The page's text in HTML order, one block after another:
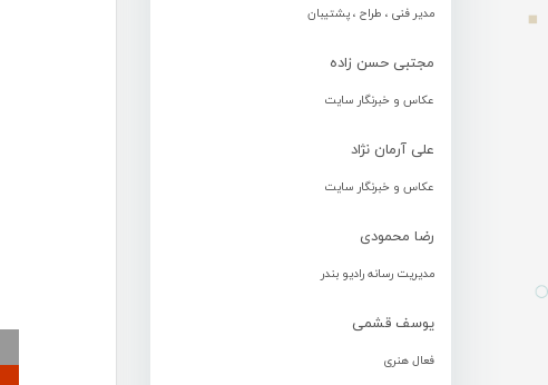
مدیر فنی ، طراح ، پشتیبان
مجتبی حسن زاده
عکاس و خبرنگار سایت
علی آرمان نژاد
عکاس و خبرنگار سایت
رضا محمودی
مدیریت رسانه رادیو بندر
یوسف قشمی
فعال هنری